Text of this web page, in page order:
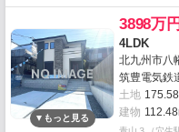
3898万円
4LDK
北九州市八
筑豊電気鉄
土地
建物